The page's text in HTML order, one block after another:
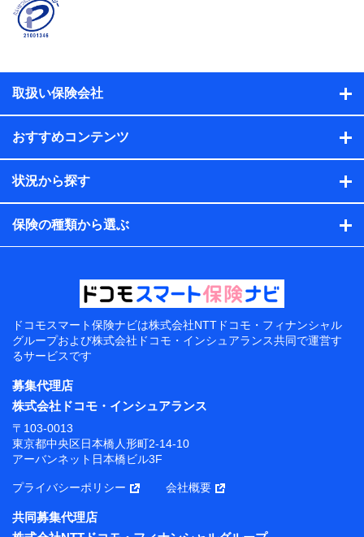
取扱い保険会社
おすすめコンテンツ
状況から探す
保険の種類から選ぶ
ドコモスマート保険ナビは株式会社NTTドコモ・フィナンシャル
グループおよび株式会社ドコモ・インシュアランス共同で運営す
るサービスです
募集代理店
株式会社ドコモ・インシュアランス
〒103-0013
東京都中央区日本橋人形町2-14-10
アーバンネット日本橋ビル3F
プライバシーポリシー 会社概要
共同募集代理店